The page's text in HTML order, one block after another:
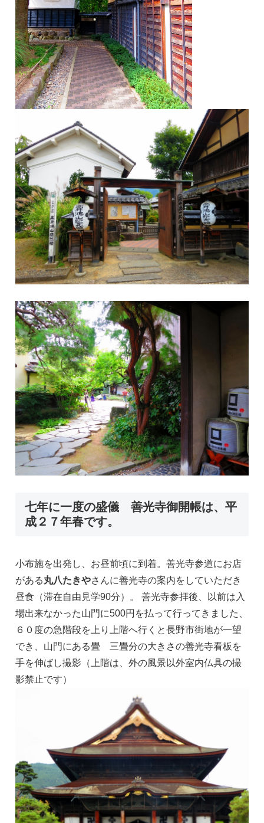
七年に一度の盛儀 善光寺御開帳は、平
成２７年春です。
小布施を出発し、お昼前頃に到着。善光寺参道にお店
がある丸八たきやさんに善光寺の案内をしていただき
昼食（滞在自由見学90分）。 善光寺参拝後、以前は入
場出来なかった山門に500円を払って行ってきました、
６０度の急階段を上り上階へ行くと長野市街地が一望
でき、山門にある畳 三畳分の大きさの善光寺看板を
手を伸ばし撮影（上階は、外の風景以外室内仏具の撮
影禁止です）